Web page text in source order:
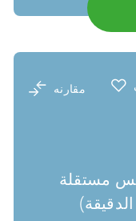
مقارنه
مستقلة